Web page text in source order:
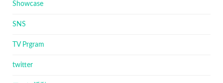
Showcase
SNS
TV Prgram
twitter